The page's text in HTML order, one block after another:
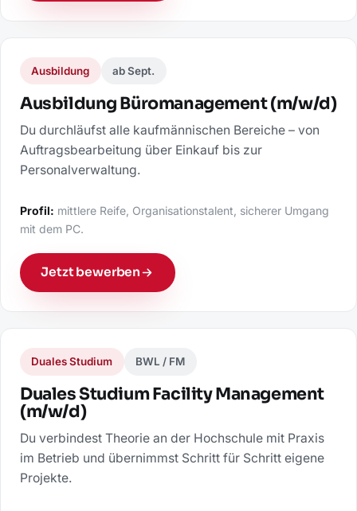
Ausbildung ab Sept.
Ausbildung Büromanagement (m/w/d)
Du durchläufst alle kaufmännischen Bereiche – von
Auftragsbearbeitung über Einkauf bis zur
Personalverwaltung.
Profil: mittlere Reife, Organisationstalent, sicherer Umgang
mit dem PC.
Jetzt bewerben
Duales Studium BWL / FM
Duales Studium Facility Management
(m/w/d)
Du verbindest Theorie an der Hochschule mit Praxis
im Betrieb und übernimmst Schritt für Schritt eigene
Projekte.